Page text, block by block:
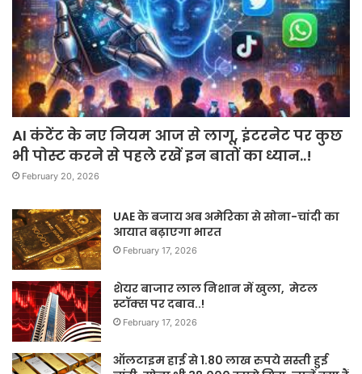
AI कंटेंट के नए नियम आज से लागू, इंटरनेट पर कुछ
भी पोस्ट करने से पहले रखें इन बातों का ध्यान..!
February 20, 2026
UAE के बजाय अब अमेरिका से सोना-चांदी का
आयात बढ़ाएगा भारत
February 17, 2026
शेयर बाजार लाल निशान में खुला, मेटल
स्टॉक्स पर दबाव..!
February 17, 2026
ऑलटाइम हाई से 1.80 लाख रुपये सस्ती हुई